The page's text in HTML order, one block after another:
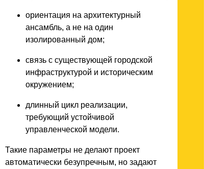
ориентация на архитектурный
ансамбль, а не на один
изолированный дом;
связь с существующей городской
инфраструктурой и историческим
окружением;
длинный цикл реализации,
требующий устойчивой
управленческой модели.
Такие параметры не делают проект
автоматически безупречным, но задают